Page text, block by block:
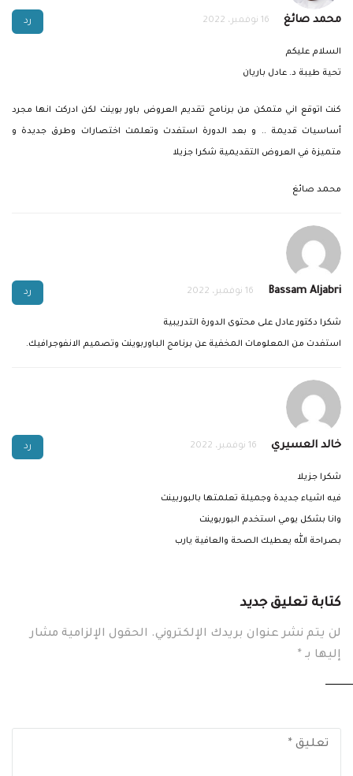
محمد صائغ 16 نوفمبر، 2022 رد
السلام عليكم
تحية طيبة د. عادل باريان
كنت اتوقع اني متمكن من برنامج تقديم العروض باور بوينت لكن ادركت انها مجرد
أساسيات قديمة .. و بعد الدورة استفدت وتعلمت اختصارات وطرق جديدة و
متميزة في العروض التقديمية شكرا جزيلا
محمد صائغ
Bassam Aljabri 16 نوفمبر، 2022 رد
شكرا دكتور عادل على محتوى الدورة التدريبية
استفدت من المعلومات المخفية عن برنامج الباوربوينت وتصميم الانفوجرافيك.
خالد العسيري 16 نوفمبر، 2022 رد
شكرا جزيلا
فيه اشياء جديدة وجميلة تعلمتها بالبوربينت
وانا بشكل يومي استخدم البوربوينت
بصراحة الله يعطيك الصحة والعافية يارب
كتابة تعليق جديد
لن يتم نشر عنوان بريدك الإلكتروني. الحقول الإلزامية مشار
إليها بـ *